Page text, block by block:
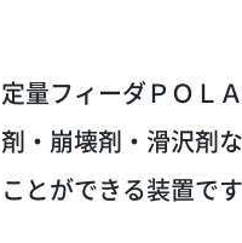
定量フィーダＰＯＬ
剤・崩壊剤・滑沢剤
ことができる装置です